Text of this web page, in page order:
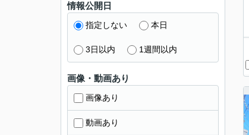
情報公開日
指定しない 本日
3日以内 1週間以内
画像・動画あり
画像あり
動画あり